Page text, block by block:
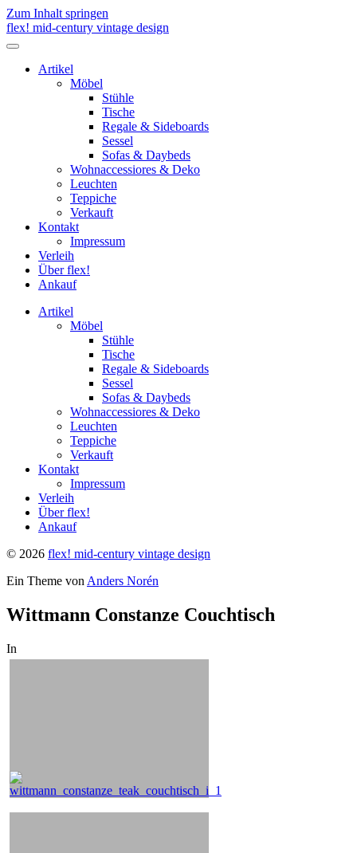
Zum Inhalt springen
flex! mid-century vintage design
Menü
umschalten
Artikel
Möbel
Stühle
Tische
Regale & Sideboards
Sessel
Sofas & Daybeds
Wohnaccessiores & Deko
Leuchten
Teppiche
Verkauft
Kontakt
Impressum
Verleih
Über flex!
Ankauf
Artikel
Möbel
Stühle
Tische
Regale & Sideboards
Sessel
Sofas & Daybeds
Wohnaccessiores & Deko
Leuchten
Teppiche
Verkauft
Kontakt
Impressum
Verleih
Über flex!
Ankauf
© 2026 flex! mid-century vintage design
Ein Theme von Anders Norén
Wittmann Constanze Couchtisch
In